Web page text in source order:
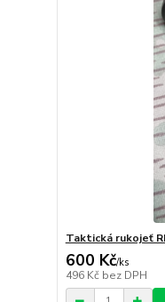
Taktická rukojeť
600 Kč/ks
496 Kč bez DPH